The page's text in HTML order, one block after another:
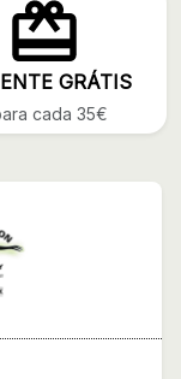
GRÁTIS
cada 35€